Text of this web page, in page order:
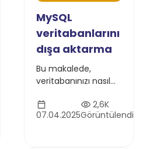
MySQL
veritabanlarını
dışa aktarma
Bu makalede,
veritabanınızı nasıl
adım adım
anlatacağız.
07.04.2025
2,6K
Görüntülendi